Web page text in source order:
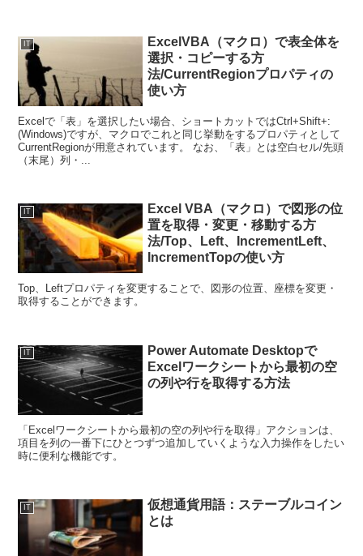
IT
ExcelVBA（マクロ）で表全体を
選択・コピーする方
法/CurrentRegionプロパティの
使い方
Excelで「表」を選択したい場合、ショートカットではCtrl+Shift+:
(Windows)ですが、マクロでこれと同じ挙動をするプロパティとして
CurrentRegionが用意されています。 なお、「表」とは空白セル/先頭
（末尾）列・...
IT
Excel VBA（マクロ）で図形の位
置を取得・変更・移動する方
法/Top、Left、IncrementLeft、
IncrementTopの使い方
Top、Leftプロパティを変更することで、図形の位置、座標を変更・
取得することができます。
IT
Power Automate Desktopで
Excelワークシートから最初の空
の列や行を取得する方法
「Excelワークシートから最初の空の列や行を取得」アクションは、
項目を列の一番下にひとつずつ追加していくような入力操作をしたい
時に便利な機能です。
IT
仮想通貨用語：ステーブルコイン
とは